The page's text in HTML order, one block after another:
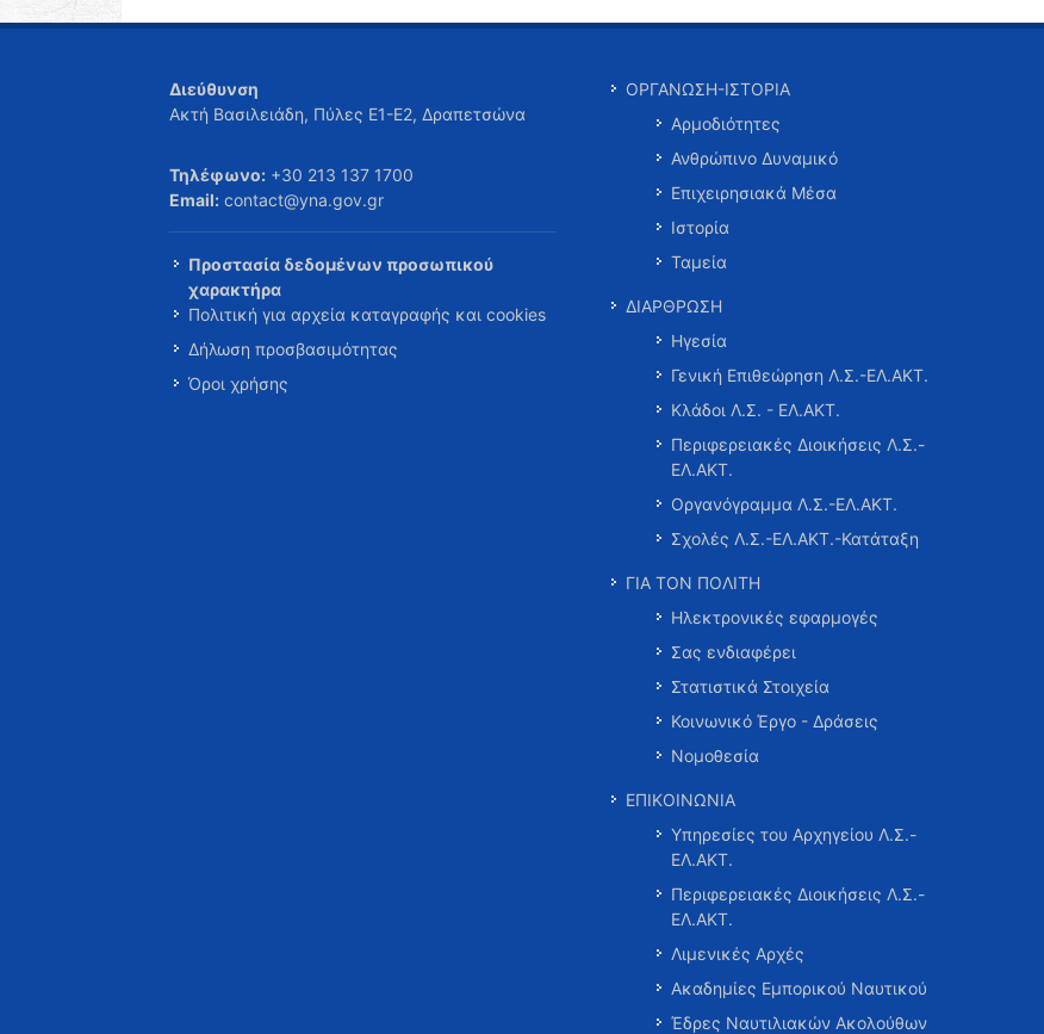
Διεύθυνση
Ακτή Βασιλειάδη, Πύλες Ε1-Ε2, Δραπετσώνα
Τηλέφωνο: +30 213 137 1700
Email: contact@yna.gov.gr
Προστασία δεδομένων προσωπικού
χαρακτήρα
Πολιτική για αρχεία καταγραφής και cookies
Δήλωση προσβασιμότητας
Όροι χρήσης
ΟΡΓΑΝΩΣΗ-ΙΣΤΟΡΙΑ
Αρμοδιότητες
Ανθρώπινο Δυναμικό
Επιχειρησιακά Μέσα
Ιστορία
Ταμεία
ΔΙΑΡΘΡΩΣΗ
Ηγεσία
Γενική Επιθεώρηση Λ.Σ.-ΕΛ.ΑΚΤ.
Κλάδοι Λ.Σ. - ΕΛ.ΑΚΤ.
Περιφερειακές Διοικήσεις Λ.Σ.-
ΕΛ.ΑΚΤ.
Οργανόγραμμα Λ.Σ.-ΕΛ.ΑΚΤ.
Σχολές Λ.Σ.-ΕΛ.ΑΚΤ.-Κατάταξη
ΓΙΑ ΤΟΝ ΠΟΛΙΤΗ
Ηλεκτρονικές εφαρμογές
Σας ενδιαφέρει
Στατιστικά Στοιχεία
Κοινωνικό Έργο - Δράσεις
Νομοθεσία
ΕΠΙΚΟΙΝΩΝΙΑ
Υπηρεσίες του Αρχηγείου Λ.Σ.-
ΕΛ.ΑΚΤ.
Περιφερειακές Διοικήσεις Λ.Σ.-
ΕΛ.ΑΚΤ.
Λιμενικές Αρχές
Ακαδημίες Εμπορικού Ναυτικού
Έδρες Ναυτιλιακών Ακολούθων